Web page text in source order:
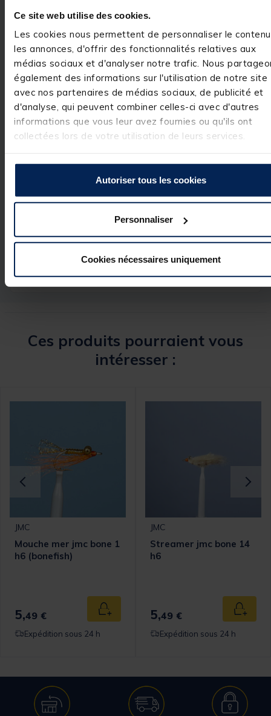
Ce site web utilise des cookies.
Les cookies nous permettent de personnaliser le
les annonces, d'offrir des fonctionnalités relatives aux
médias sociaux et d'analyser notre trafic. Nous
également des informations sur l'utilisation de notre site
avec nos partenaires de médias sociaux, de publicité et
d'analyse, qui peuvent combiner celles-ci avec d'autres
informations que vous leur avez fournies ou qu'ils ont
collectées lors de votre utilisation de leurs services.
Autoriser tous les cookies
Personnaliser
Cookies nécessaires uniquement
Basé sur 1 avis soumis à un
Voir tous les avis sur ce site
5 étoiles
1
4étoiles
0
3étoiles
0
2étoiles
0
1étoile 0
Utile(0) Signaler
1
Ces produits pourraient vous
intéresser :
panier
JMC
Mouche mer jmc bone 1
h6 (bonefish)
5,49 € Ajouter au panier
Expédition sous 24 h
JMC
Streamer jmc bone 14
h6
5,49 €
Expédition sous 24 h